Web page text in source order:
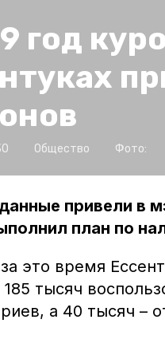
год
Общество Фото:
привели в
план по
это время
185 тысяч
а 40 тысяч –